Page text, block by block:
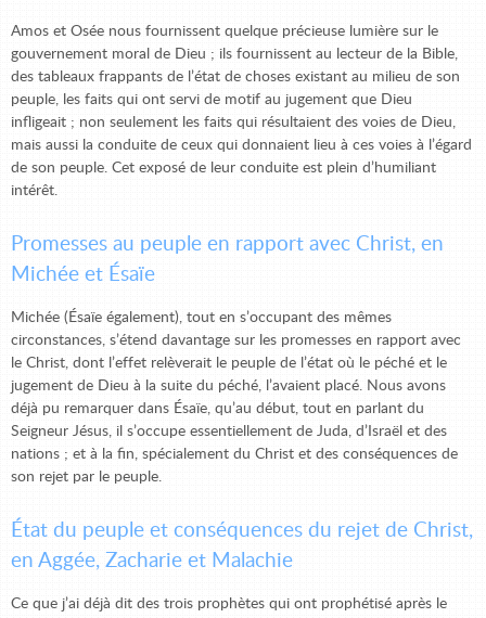
Amos et Osée nous fournissent quelque précieuse lumière sur le
gouvernement moral de Dieu ; ils fournissent au lecteur de la Bible,
des tableaux frappants de l’état de choses existant au milieu de son
peuple, les faits qui ont servi de motif au jugement que Dieu
infligeait ; non seulement les faits qui résultaient des voies de Dieu,
mais aussi la conduite de ceux qui donnaient lieu à ces voies à l’égard
de son peuple. Cet exposé de leur conduite est plein d’humiliant
intérêt.
Promesses au peuple en rapport avec Christ, en
Michée et Ésaïe
Michée (Ésaïe également), tout en s’occupant des mêmes
circonstances, s’étend davantage sur les promesses en rapport avec
le Christ, dont l’effet relèverait le peuple de l’état où le péché et le
jugement de Dieu à la suite du péché, l’avaient placé. Nous avons
déjà pu remarquer dans Ésaïe, qu’au début, tout en parlant du
Seigneur Jésus, il s’occupe essentiellement de Juda, d’Israël et des
nations ; et à la fin, spécialement du Christ et des conséquences de
son rejet par le peuple.
État du peuple et conséquences du rejet de Christ,
en Aggée, Zacharie et Malachie
Ce que j’ai déjà dit des trois prophètes qui ont prophétisé après le